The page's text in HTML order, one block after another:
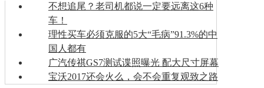
不想追尾？老司机都说一定要远离这6种
车！
理性买车必须克服的5大“毛病”91.3%的中
国人都有
广汽传祺GS7测试谍照曝光 配大尺寸屏幕
宝沃2017还会火么，会不会重复观致之路